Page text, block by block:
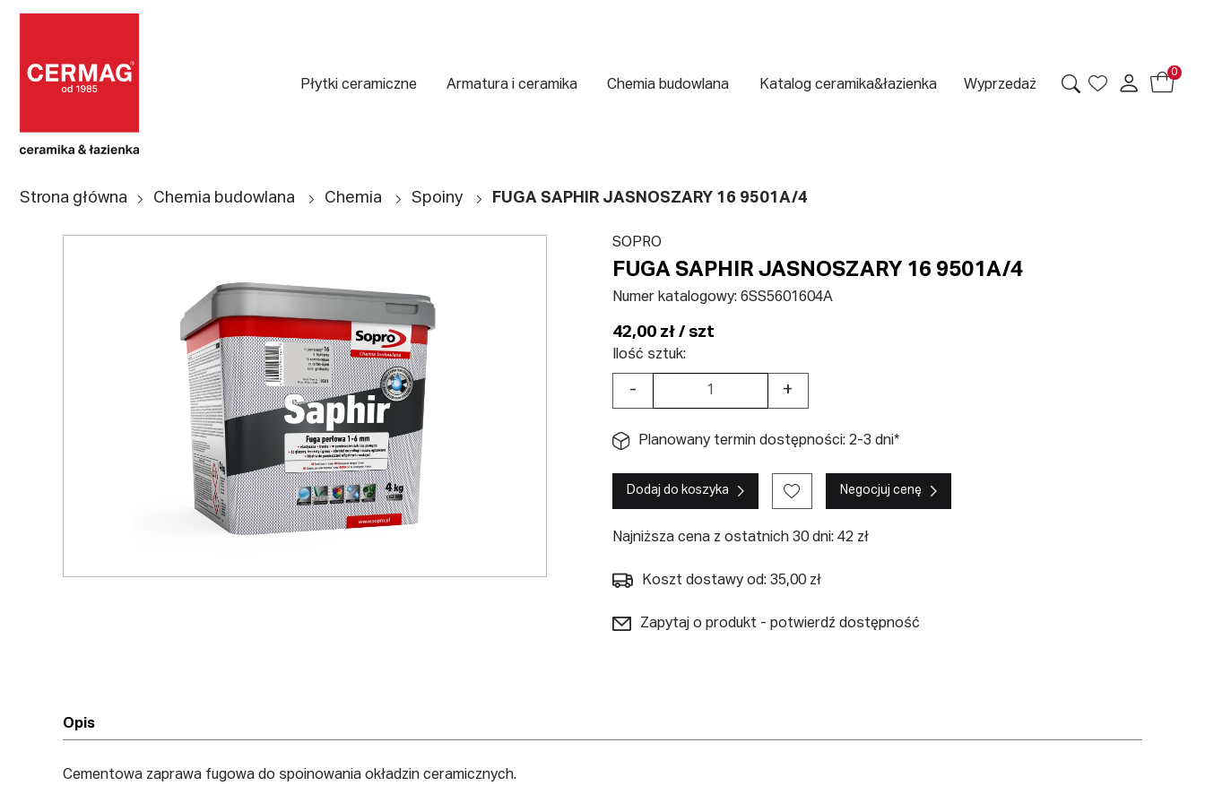
Płytki ceramiczne Armatura i ceramika Chemia budowlana Katalog ceramika&łazienka Wyprzedaż
0
Strona główna Chemia budowlana Chemia Spoiny FUGA SAPHIR JASNOSZARY 16 9501A/4
SOPRO
FUGA SAPHIR JASNOSZARY 16 9501A/4
Numer katalogowy:6SS5601604A
42,00 zł / szt
Ilość sztuk:
- +
Planowany termin dostępności: 2-3 dni*
Dodaj do koszyka Negocjuj cenę
Najniższa cena z ostatnich 30 dni: 42 zł
Koszt dostawy od: 35,00 zł
Zapytaj o produkt - potwierdź dostępność
Opis
Cementowa zaprawa fugowa do spoinowania okładzin ceramicznych.